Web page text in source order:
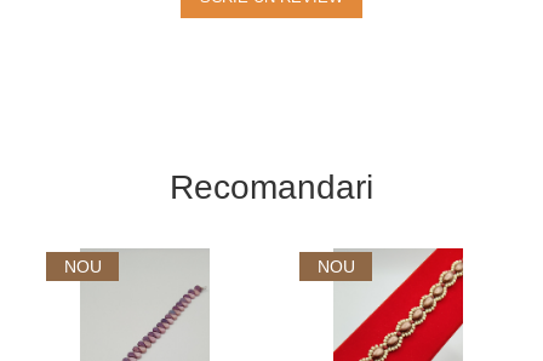
Recomandari
NOU NOU